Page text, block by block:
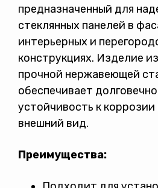
предназначенный для
стеклянных панелей в
интерьерных и
конструкциях. Изделие
прочной нержавеющей
обеспечивает
устойчивость к
внешний вид.
Преимущества: